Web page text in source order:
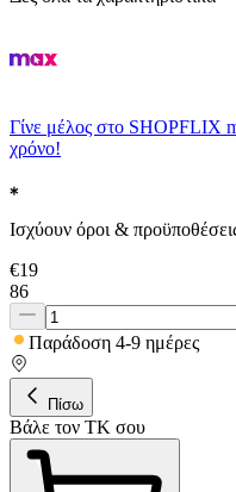
Γίνε μέλος στο SHOPFLIX
χρόνο!
Ισχύουν όροι &
€19
86
Παράδοση 4-9 ημέρες
Πίσω
Βάλε τον ΤΚ σου